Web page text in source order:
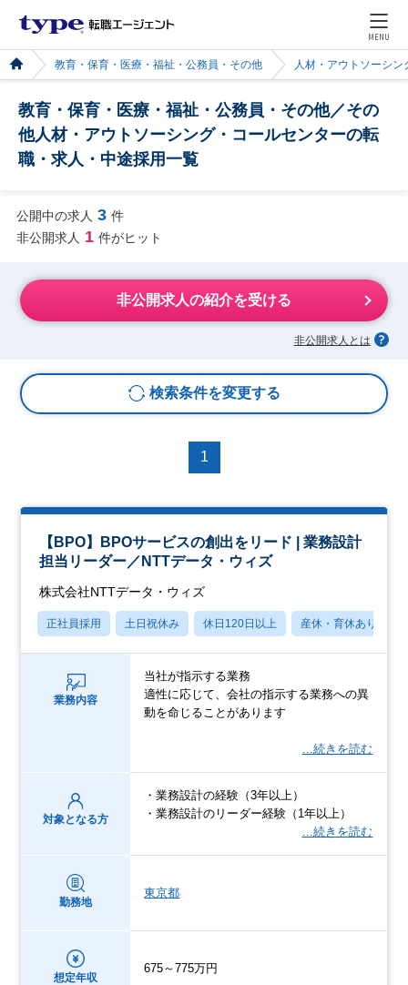
MENU
教育・保育・医療・福祉・公務員・その他 人材・アウトソーシ
教育・保育・医療・福祉・公務員・その他／その
他人材・アウトソーシング・コールセンターの転
職・求人・中途採用一覧
公開中の求人 3 件
非公開求人 1 件がヒット
非公開求人の紹介を受ける
非公開求人とは
検索条件を変更する
1
【BPO】BPOサービスの創出をリード | 業務設計
担当リーダー／NTTデータ・ウィズ
株式会社NTTデータ・ウィズ
正社員採用 土日祝休み 休日120日以上 産休・育休あり
業務内容
当社が指示する業務
適性に応じて、会社の指示する業務への異
動を命じることがあります
…続きを読む
対象となる方
・業務設計の経験（3年以上）
・業務設計のリーダー経験（1年以上）
…続きを読む
勤務地
東京都
想定年収
675～775万円